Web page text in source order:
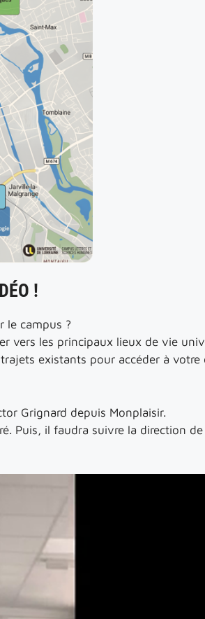
!
le campus ?
vers les principaux lieux de vie
existants pour accéder à
Grignard depuis Monplaisir.
Puis, il faudra suivre la direction